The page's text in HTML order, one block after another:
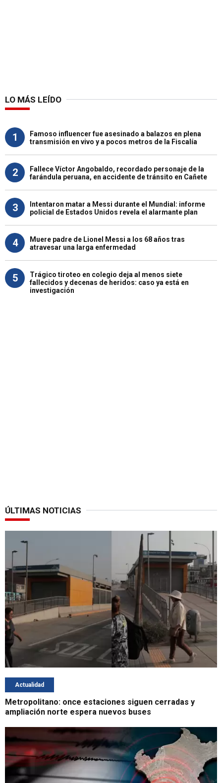
LO MÁS LEÍDO
1
Famoso influencer fue asesinado a balazos en plena
transmisión en vivo y a pocos metros de la Fiscalía
2
Fallece Víctor Angobaldo, recordado personaje de la
farándula peruana, en accidente de tránsito en Cañete
3
Intentaron matar a Messi durante el Mundial: informe
policial de Estados Unidos revela el alarmante plan
4
Muere padre de Lionel Messi a los 68 años tras
atravesar una larga enfermedad
5
Trágico tiroteo en colegio deja al menos siete
fallecidos y decenas de heridos: caso ya está en
investigación
ÚLTIMAS NOTICIAS
Actualidad
Metropolitano: once estaciones siguen cerradas y
ampliación norte espera nuevos buses